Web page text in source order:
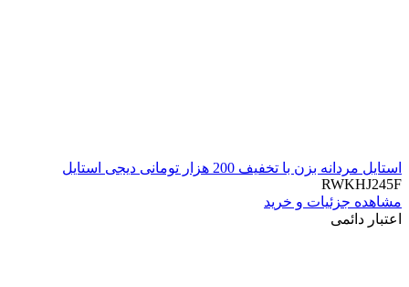
استایل مردانه بزن با تخفیف 200 هزار تومانی دیجی استایل
RWKHJ245F
مشاهده جزئیات و خرید
اعتبار دائمی